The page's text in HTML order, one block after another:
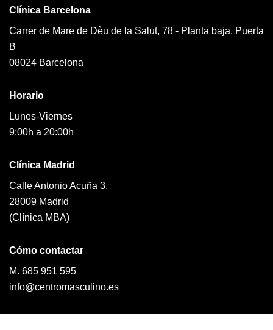
Clínica Barcelona
Carrer de Mare de Dèu de la Salut, 78 - Planta baja, Puerta
B
08024 Barcelona
Horario
Lunes-Viernes
9:00h a 20:00h
Clínica Madrid
Calle Antonio Acuña 3,
28009 Madrid
(Clínica MBA)
Cómo contactar
M. 685 951 595
info@centromasculino.es